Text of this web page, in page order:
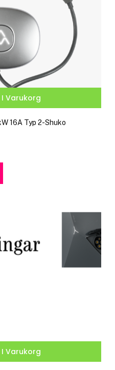
I Varukorg
16A Typ 2-Shuko
I Varukorg